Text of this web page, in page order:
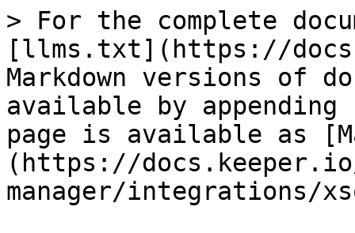
> For the complete
[llms.txt](https://
Markdown versions of
available by
page is available as
(https://
manager/integrations/